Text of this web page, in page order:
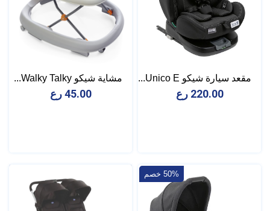
مقعد سيارة شيكو Unico E...
220.00 رع
مشاية شيكو Walky Talky...
45.00 رع
50% خصم